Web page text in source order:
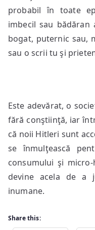
probabil în toate
imbecil sau
bogat, puternic sau,
sau o scrii tu şi
Este adevărat, o
fără conştiinţă, iar
că noii Hitleri sunt
se înmulţească
consumului şi
devine acela de a
inumane.
Share this: